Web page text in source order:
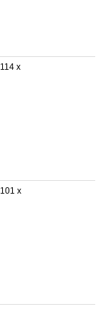
114 x
101 x